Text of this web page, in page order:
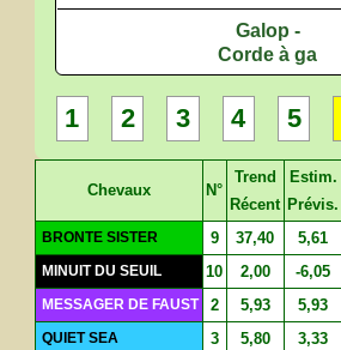
Galop -
Corde à ga
1 2 3 4 5
Chevaux N°
Trend
Récent
Estim.
Prévis.
BRONTE SISTER 9 37,40 5,61
MINUIT DU SEUIL 10 2,00 -6,05
MESSAGER DE FAUST 2 5,93 5,93
QUIET SEA 3 5,80 3,33